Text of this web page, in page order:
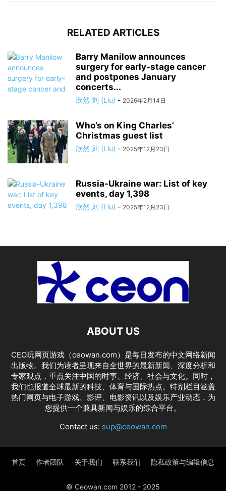
RELATED ARTICLES
Barry Manilow announces
surgery for early-stage cancer
and postpones January
concerts...
欣然 刘 (Liu) - 2026年2月14日
Who’s on King Charles’
Christmas guest list
欣然 刘 (Liu) - 2025年12月23日
Russia-Ukraine war: List of key
events, day 1,398
欣然 刘 (Liu) - 2025年12月23日
ABOUT US
CEO玩网页游戏（ceowan.com）是每日发布的中文网络新闻
出版物。我们为读者呈现来自全世界的最新新闻、深度分析和
专家观点，重点关注中国的时事、经济、社会与文化。同时，
我们也报道全球最新的科技、体育与国际热点。特别栏目涵盖
热门网页与电子游戏、影评、电影资讯以及娱乐产业动态，为
您提供一个兼具新闻与娱乐的综合平台。
Contact us: sup@ceowan.com
首页 作者团队 关于我们 联系我们 隐私政策与编辑信息
© Ceowan.com 2012 - 2025